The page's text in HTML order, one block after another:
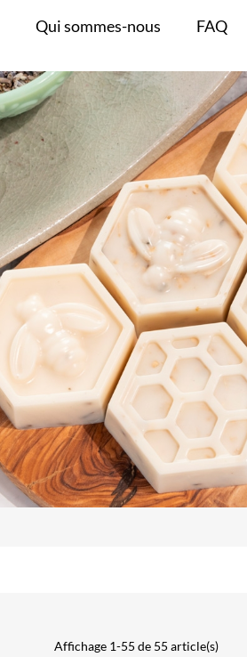
Qui sommes-nous FAQ
Affichage 1-55 de 55 article(s)